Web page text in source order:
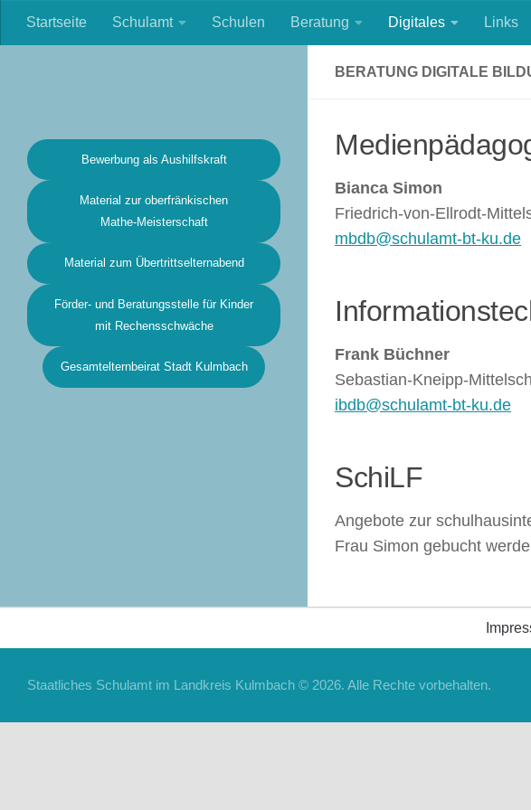
Zum Inhalt springen
Startseite Schulamt Schulen Beratung Digitales Links
BERATUNG DIGITALE
Bianca Simon
Friedrich-von-Ellrodt-
mbdb@schulamt-bt-ku.de
Frank Büchner
Sebastian-Kneipp-
ibdb@schulamt-bt-ku.de
SchiLF
Angebote zur
Frau Simon gebucht
Bewerbung als Aushilfskraft
Material zur oberfränkischen
Mathe-Meisterschaft
Material zum Übertrittselternabend
Förder- und Beratungsstelle für Kinder
mit Rechensschwäche
Gesamtelternbeirat Stadt Kulmbach
Staatliches Schulamt im Landkreis Kulmbach © 2026. Alle Rechte vorbehalten.